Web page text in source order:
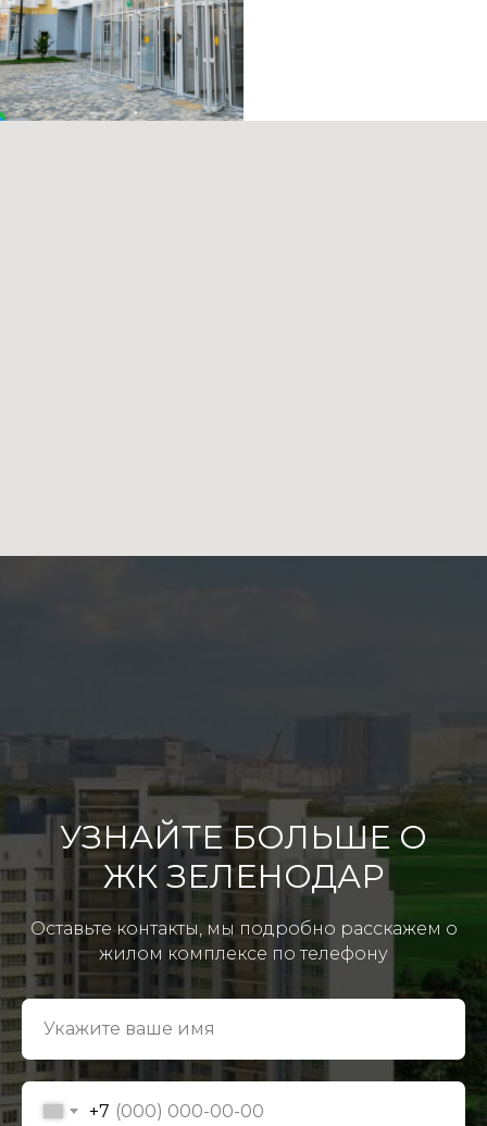
УЗНАЙТЕ БОЛЬШЕ О
ЖК ЗЕЛЕНОДАР
Оставьте контакты, мы подробно расскажем о
жилом комплексе по телефону
+7